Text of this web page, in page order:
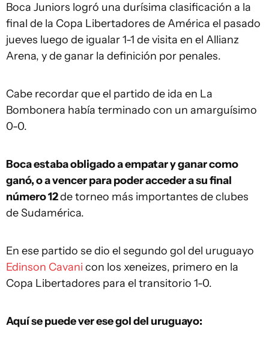
Boca Juniors logró una durísima clasificación a la
final de la Copa Libertadores de América el pasado
jueves luego de igualar 1-1 de visita en el Allianz
Arena, y de ganar la definición por penales.
Cabe recordar que el partido de ida en La
Bombonera había terminado con un amarguísimo
0-0.
Boca estaba obligado a empatar y ganar como
ganó, o a vencer para poder acceder a su final
número 12de torneo más importantes de clubes
de Sudamérica.
En ese partido se dio el segundo gol del uruguayo
Edinson Cavani con los xeneizes, primero en la
Copa Libertadores para el transitorio 1-0.
Aquí se puede ver ese gol del uruguayo: